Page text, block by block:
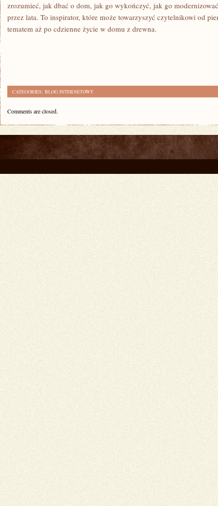
zrozumieć, jak dbać o dom, jak go wykończyć, jak go
przez lata. To inspirator, które może towarzyszyć czytelnikowi od
tematem aż po cdzienne życie w domu z drewna.
CATEGORIES: BLOG INTERNETOWY
Comments are closed.